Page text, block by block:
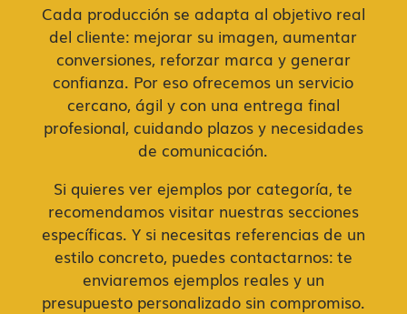
Cada producción se adapta al objetivo real
del cliente: mejorar su imagen, aumentar
conversiones, reforzar marca y generar
confianza. Por eso ofrecemos un servicio
cercano, ágil y con una entrega final
profesional, cuidando plazos y necesidades
de comunicación.
Si quieres ver ejemplos por categoría, te
recomendamos visitar nuestras secciones
específicas. Y si necesitas referencias de un
estilo concreto, puedes contactarnos: te
enviaremos ejemplos reales y un
presupuesto personalizado sin compromiso.